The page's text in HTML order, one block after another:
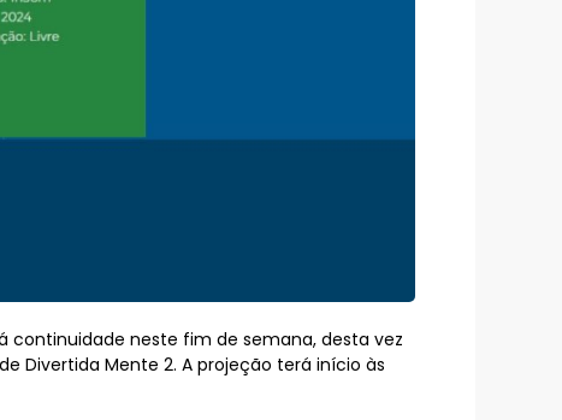
continuidade neste fim de semana, desta vez
Divertida Mente 2. A projeção terá início às